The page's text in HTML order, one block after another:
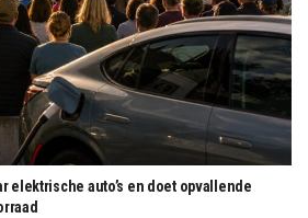
elektrische auto’s en doet opvallende